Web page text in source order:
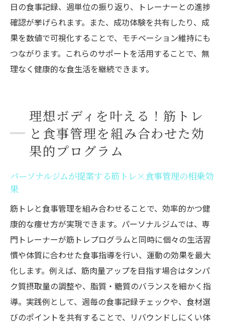
日の食事記録、週単位の振り返り、トレーナーとの進捗
確認が挙げられます。また、成功体験を共有したり、成
果を数値で可視化することで、モチベーション維持にも
つながります。これらのサポートを活用することで、無
理なく健康的な食生活を継続できます。
理想ボディを叶える！筋トレ
と食事管理を組み合わせた効
果的プログラム
パーソナルジムが提案する筋トレ×食事管理の相乗効
果
筋トレと食事管理を組み合わせることで、効率的かつ健
康的な痩せ方が実現できます。パーソナルジムでは、専
門トレーナーが筋トレプログラムと同時に個々の生活習
慣や体質に合わせた食事指導を行い、運動の効果を最大
化します。例えば、筋肉量アップを目指す場合はタンパ
ク質摂取量の調整や、脂質・糖質のバランスを細かく指
導。実践例として、週毎の食事記録チェックや、食材選
びのポイントを共有することで、リバウンドしにくい体